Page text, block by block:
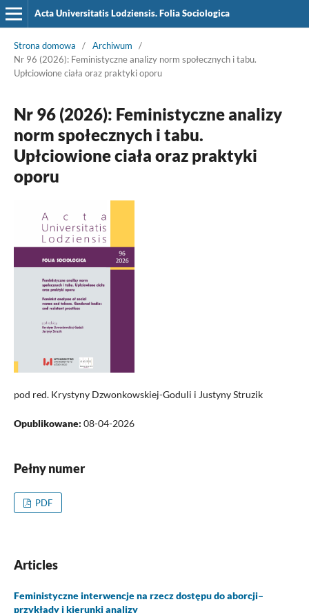
Acta Universitatis Lodziensis. Folia Sociologica
Strona domowa / Archiwum
/
Nr 96 (2026): Feministyczne analizy norm społecznych i tabu.
Upłciowione ciała oraz praktyki oporu
Nr 96 (2026): Feministyczne analizy
norm społecznych i tabu.
Upłciowione ciała oraz praktyki
oporu
pod red. Krystyny Dzwonkowskiej-Goduli i Justyny Struzik
Opublikowane: 08-04-2026
Pełny numer
PDF
Articles
Feministyczne interwencje na rzecz dostępu do aborcji–
przykłady i kierunki analizy